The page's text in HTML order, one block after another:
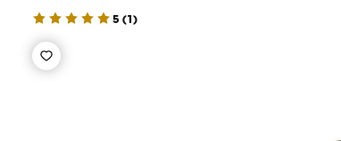
5 (1)